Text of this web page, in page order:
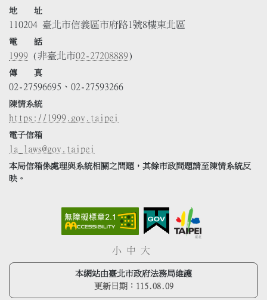
地 址
110204 臺北市信義區市府路1號8樓東北區
電 話
1999 (非臺北市02-27208889)
傳 真
02-27596695、02-27593266
陳情系統
https://1999.gov.taipei
電子信箱
la_laws@gov.taipei
本局信箱係處理與系統相關之問題，其餘市政問題請至陳情系統反
映。
小 中 大
本網站由臺北市政府法務局維護
更新日期： 115.08.09